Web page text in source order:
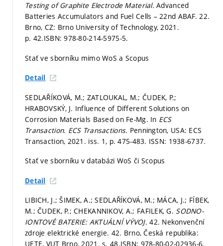
Testing of Graphite Electrode Material.Advanced
Batteries Accumulators and Fuel Cells – 22nd ABAF. 22.
Brno, CZ: Brno University of Technology, 2021.
p. 42.ISBN: 978-80-214-5975-5.
Stať ve sborníku mimo WoS a Scopus
Detail
SEDLAŘÍKOVÁ, M.; ZATLOUKAL, M.; ČUDEK, P.;
HRABOVSKÝ, J. Influence of Different Solutions on
Corrosion Materials Based on Fe-Mg. In ECS
Transaction. ECS Transactions. Pennington, USA: ECS
Transaction, 2021. iss. 1, p. 475-483. ISSN: 1938-6737.
Stať ve sborníku v databázi WoS či Scopus
Detail
LIBICH, J.; ŠIMEK, A.; SEDLAŘÍKOVÁ, M.; MÁCA, J.; FÍBEK,
M.; ČUDEK, P.; CHEKANNIKOV, A.; FAFILEK, G. SODNO-
IONTOVÉ BATERIE: AKTUÁLNÍ VÝVOJ.42. Nekonvenční
zdroje elektrické energie. 42. Brno, Česká republika:
UETE, VUT Brno, 2021.s. 48.ISBN: 978-80-02-02936-6.